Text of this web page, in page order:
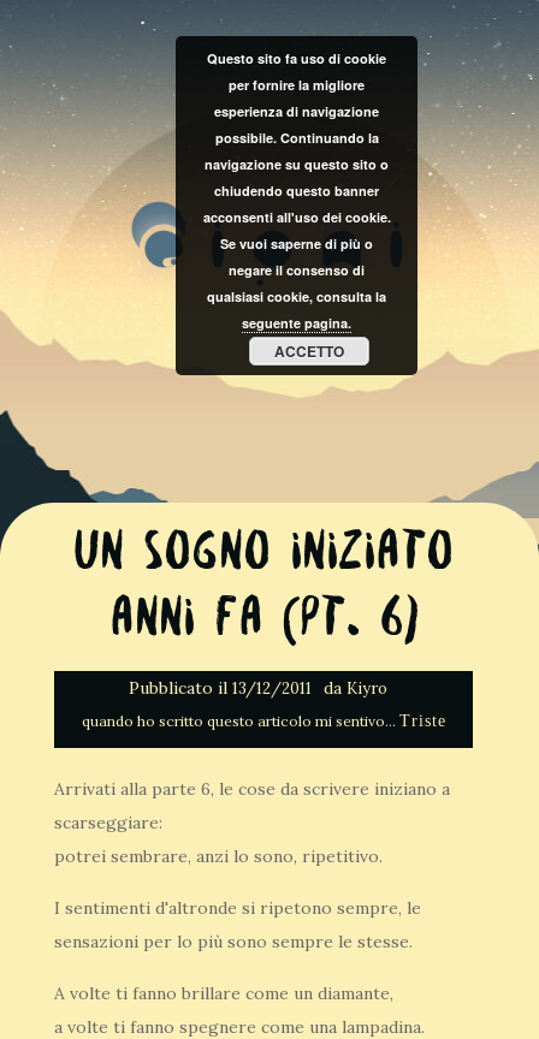
Un sogno iniziato
anni fa (Pt. 6)
Pubblicato il 13/12/2011 da Kiyro
Triste
Arrivati alla parte 6, le cose da scrivere iniziano a
scarseggiare:
potrei sembrare, anzi lo sono, ripetitivo.
I sentimenti d'altronde si ripetono sempre, le
sensazioni per lo più sono sempre le stesse.
A volte ti fanno brillare come un diamante,
a volte ti fanno spegnere come una lampadina.
Questo sito fa uso di cookie
per fornire la migliore
esperienza di navigazione
possibile. Continuando la
navigazione su questo sito o
chiudendo questo banner
acconsenti all'uso dei cookie.
Se vuoi saperne di più o
negare il consenso di
qualsiasi cookie, consulta la
seguente pagina.
ACCETTO